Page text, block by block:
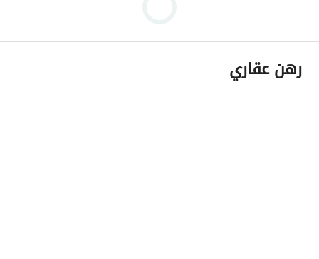
رهن عقاري